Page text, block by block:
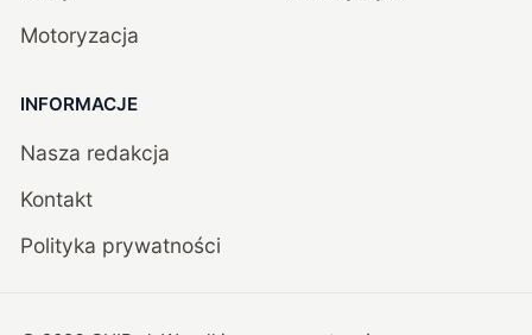
Motoryzacja
INFORMACJE
Nasza redakcja
Kontakt
Polityka prywatności